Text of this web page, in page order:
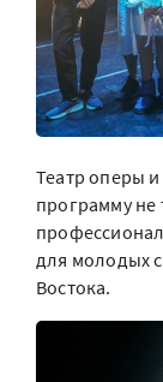
Театр оперы
программу не
для молодых
Востока.